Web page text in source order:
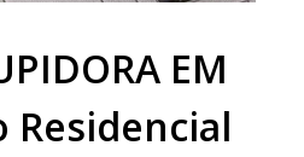
EM
Residencial